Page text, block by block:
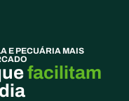
E PECUÁRIA MAIS
facilitam